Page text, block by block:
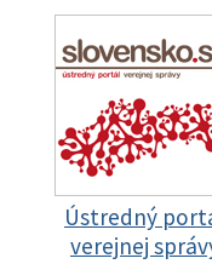
Ústredný
verejnej